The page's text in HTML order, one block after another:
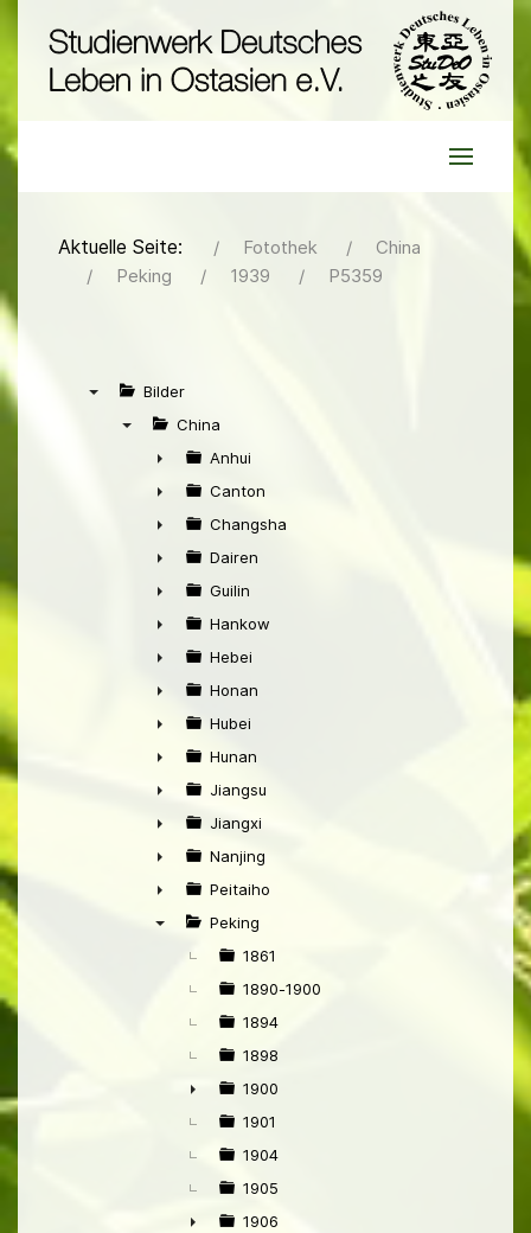
Aktuelle Seite: Fotothek
China
Peking
1939 P5359
Bilder
China
►
Anhui
►
Canton
►
Changsha
►
Dairen
►
Guilin
►
Hankow
►
Hebei
►
Honan
►
Hubei
►
Hunan
►
Jiangsu
►
Jiangxi
►
Nanjing
►
Peitaiho
Peking
1861
1890-1900
1894
1898
►
1900
1901
1904
1905
1906